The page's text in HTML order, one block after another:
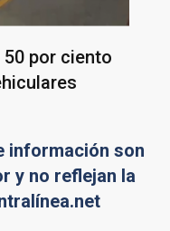
por ciento
información son
y no reflejan la